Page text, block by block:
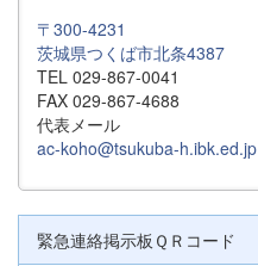
〒300-4231
茨城県つくば市北条4387
TEL 029-867-0041
FAX 029-867-4688
代表メール
ac-koho@tsukuba-h.ibk.ed.jp
緊急連絡掲示板ＱＲコード